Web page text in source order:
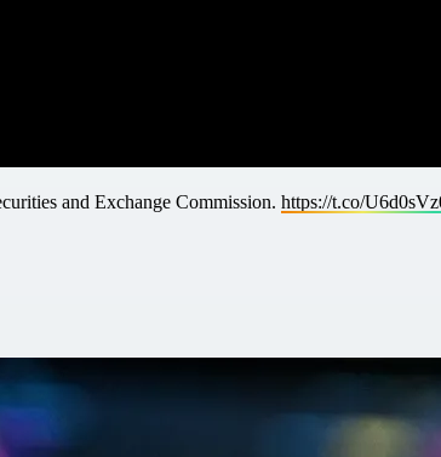
and Exchange Commission. https://t.co/